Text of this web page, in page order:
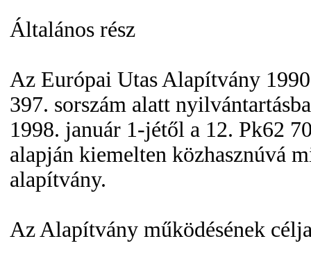
Általános rész
Az Európai Utas Alapítvány
397. sorszám alatt
1998. január 1-jétől a 12. Pk62
alapján kiemelten közhasznúvá
alapítvány.
Az Alapítvány működésének